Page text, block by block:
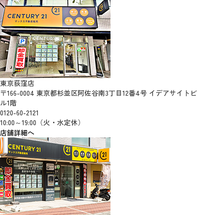
東京荻窪店
〒166-0004 東京都杉並区阿佐谷南3丁目12番4号 イデアサイトビ
ル1階
0120-60-2121
10:00～19:00（火・水定休）
店舗詳細へ